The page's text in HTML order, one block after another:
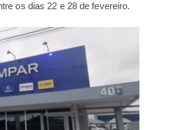
os dias 22 e 28 de fevereiro.